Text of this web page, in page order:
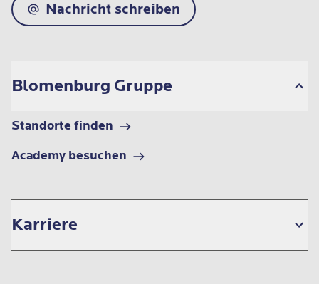
Nachricht schreiben
Blomenburg Gruppe
Standorte finden
Academy besuchen
Karriere